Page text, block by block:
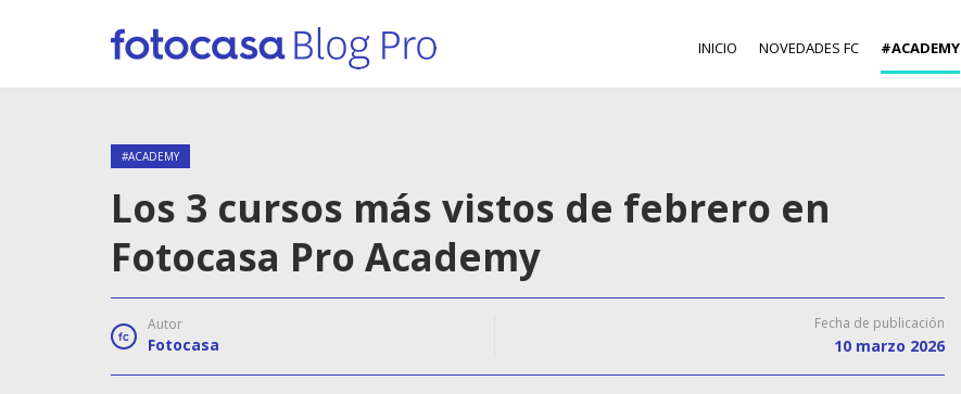
INICIO NOVEDADES FC #ACADEMY
#ACADEMY
Los 3 cursos más vistos de febrero en
Fotocasa Pro Academy
Autor
Fotocasa
Fecha de publicación
10 marzo 2026